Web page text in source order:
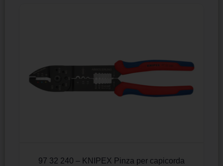
97 32 240 – KNIPEX Pinza per capicorda